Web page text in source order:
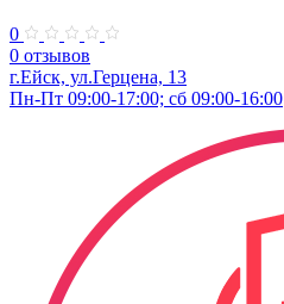
0
0 отзывов
г.Ейск, ул.Герцена, 13
Пн-Пт 09:00-17:00; сб 09:00-16:00